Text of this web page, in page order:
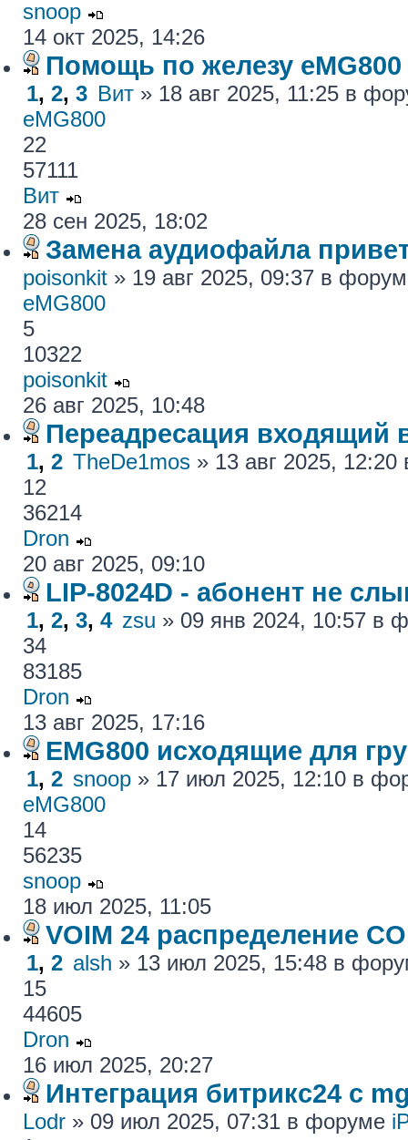
snoop
14 окт 2025, 14:26
Помощь по железу eMG800
1, 2, 3 Вит » 18 авг 2025, 11:25 в
eMG800
22
57111
Вит
28 сен 2025, 18:02
Замена аудиофайла
poisonkit » 19 авг 2025, 09:37 в
eMG800
5
10322
poisonkit
26 авг 2025, 10:48
Переадресация входящий
1, 2 TheDe1mos » 13 авг 2025,
12
36214
Dron
20 авг 2025, 09:10
LIP-8024D - абонент не
1, 2, 3, 4 zsu » 09 янв 2024, 10:57 в
34
83185
Dron
13 авг 2025, 17:16
EMG800 исходящие для
1, 2 snoop » 17 июл 2025, 12:10 в
eMG800
14
56235
snoop
18 июл 2025, 11:05
VOIM 24 распределение CO
1, 2 alsh » 13 июл 2025, 15:48 в
15
44605
Dron
16 июл 2025, 20:27
Интеграция битрикс24 с
Lodr » 09 июл 2025, 07:31 в форуме